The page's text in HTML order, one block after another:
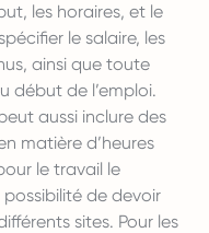
les horaires, et le
le salaire, les
ainsi que toute
début de l’emploi.
aussi inclure des
matière d’heures
le travail le
de devoir
sites. Pour les